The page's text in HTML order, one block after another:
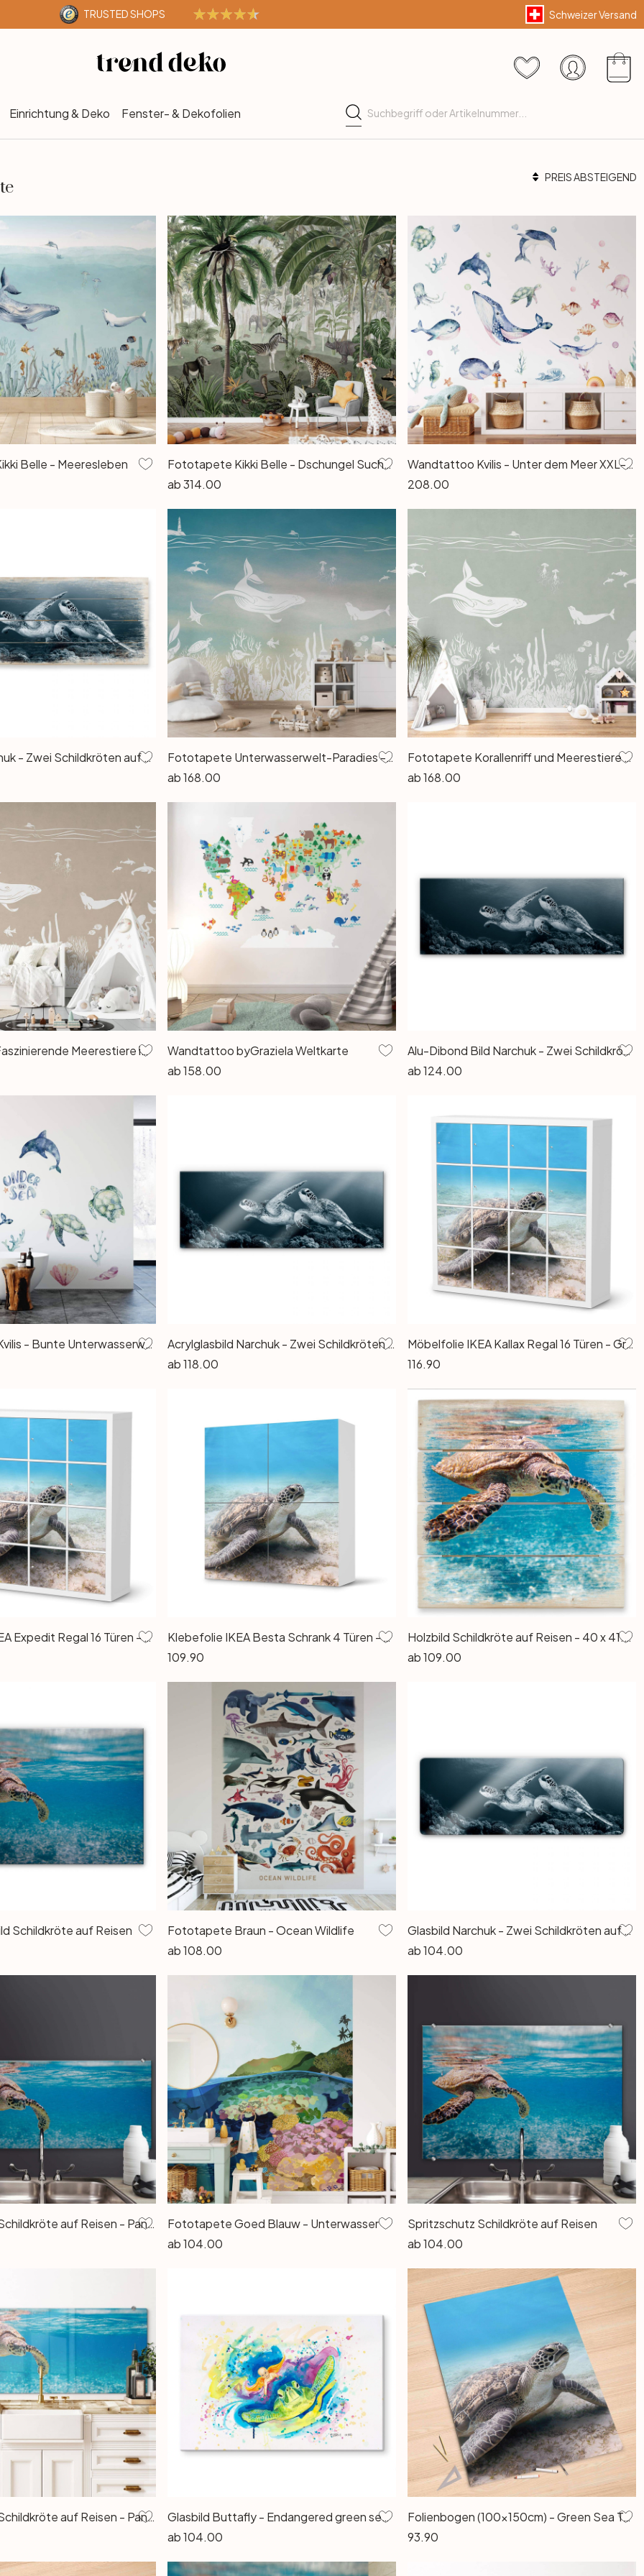
TRUSTED SHOPS Schweizer Versand
Einrichtung & Deko Fenster- & Dekofolien
PREIS ABSTEIGEND
Belle - Meeresleben
Fototapete Kikki Belle - Dschungel Suchbild
ab314.00
Wandtattoo Kvilis - Unter dem Meer XXL-Set (53-teilig) - 188x120cm
208.00
Holzbild Narchuk - Zwei Schildkröten auf Reisen
Fototapete Unterwasserwelt-Paradies - Ombre - Kikki Belle
ab168.00
Fototapete Korallenriff und Meerestiere - Eine Reise ins Grüne - Kikki Belle
ab168.00
Fototapete Faszinierende Meerestiere im Ozean - Braun - Kikki Belle
Wandtattoo byGraziela Weltkarte
ab158.00
Alu-Dibond Bild Narchuk - Zwei Schildkröten auf Reisen
ab124.00
Wandtattoo Kvilis - Bunte Unterwasserwelt (24-teilig)
Acrylglasbild Narchuk - Zwei Schildkröten auf Reisen
ab118.00
Möbelfolie IKEA Kallax Regal 16 Türen - Green Sea Turtle
116.90
Möbelfolie IKEA Expedit Regal 16 Türen - Green Sea Turtle
Klebefolie IKEA Besta Schrank 4 Türen - Green Sea Turtle
109.90
Holzbild Schildkröte auf Reisen - 40 x 41.5 cm
ab109.00
Schildkröte auf Reisen
Fototapete Braun - Ocean Wildlife
ab108.00
Glasbild Narchuk - Zwei Schildkröten auf Reisen
ab104.00
Spritzschutz Schildkröte auf Reisen - Panorama
Fototapete Goed Blauw - Unterwasser
ab104.00
Spritzschutz Schildkröte auf Reisen
ab104.00
Spritzschutz Schildkröte auf Reisen - Panorama
Glasbild Buttafly - Endangered green see turtle
ab104.00
Folienbogen (100x150cm) - Green Sea Turtle
93.90